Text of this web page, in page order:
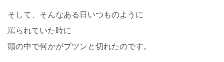
そして、そんなある日いつものように
罵られていた時に
頭の中で何かがプツンと切れたのです。